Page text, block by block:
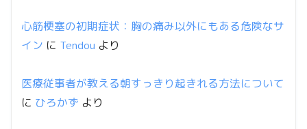
心筋梗塞の初期症状：胸の痛み以外にもある危険なサ
イン に Tendou より
医療従事者が教える朝すっきり起きれる方法について
に ひろかず より